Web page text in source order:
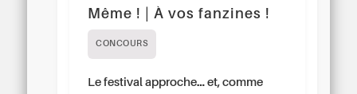
Même ! | À vos fanzines !
CONCOURS
Le festival approche… et, comme